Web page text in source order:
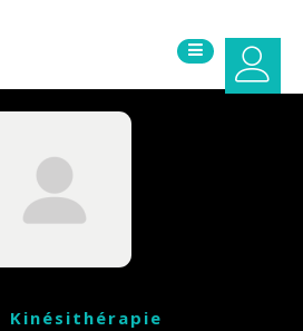
Kinésithérapie